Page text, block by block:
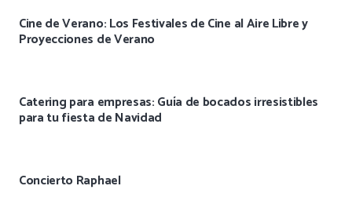
Cine de Verano: Los Festivales de Cine al Aire Libre y
Proyecciones de Verano
Catering para empresas: Guía de bocados irresistibles
para tu fiesta de Navidad
Concierto Raphael